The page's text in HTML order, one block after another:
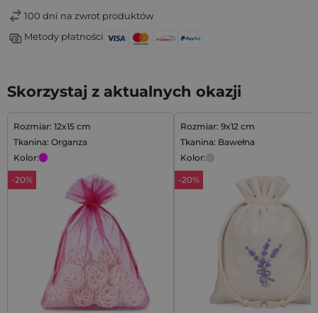
100 dni na zwrot produktów
Metody płatności
Skorzystaj z aktualnych okazji
Rozmiar: 12x15 cm
Tkanina: Organza
Kolor:
-20%
Rozmiar: 9x12 cm
Tkanina: Bawełna
Kolor:
-20%